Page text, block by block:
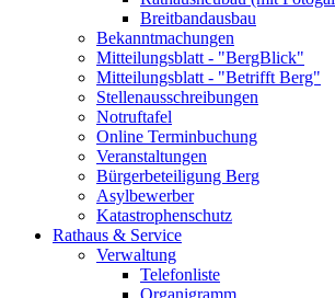
Breitbandausbau
Bekanntmachungen
Mitteilungsblatt - "BergBlick"
Mitteilungsblatt - "Betrifft Berg"
Stellenausschreibungen
Notruftafel
Online Terminbuchung
Veranstaltungen
Bürgerbeteiligung Berg
Asylbewerber
Katastrophenschutz
Rathaus & Service
Verwaltung
Telefonliste
Organigramm